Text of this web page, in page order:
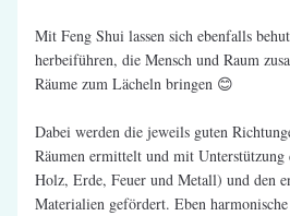
Mit Feng Shui lassen sich ebenfalls
herbeiführen, die Mensch und Raum
Räume zum Lächeln bringen 😊
Dabei werden die jeweils guten
Räumen ermittelt und mit Unterstützung
Holz, Erde, Feuer und Metall) und den
Materialien gefördert. Eben